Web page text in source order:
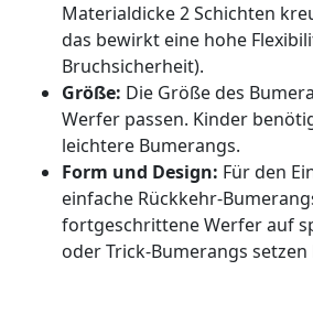
Materialdicke 2 Schichten
das bewirkt eine hohe
Bruchsicherheit).
Größe: Die Größe des
Werfer passen. Kinder
leichtere Bumerangs.
Form und Design: Für den
einfache Rückkehr-
fortgeschrittene Werfer auf
oder Trick-Bumerangs